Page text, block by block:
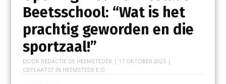
Beetsschool: “Wat is het
prachtig geworden en die
sportzaal!”
DOOR REDACTIE DE HEEMSTEDER | 17 OKTOBER 2025|
GEPLAATST IN HEEMSTEDE E.O.